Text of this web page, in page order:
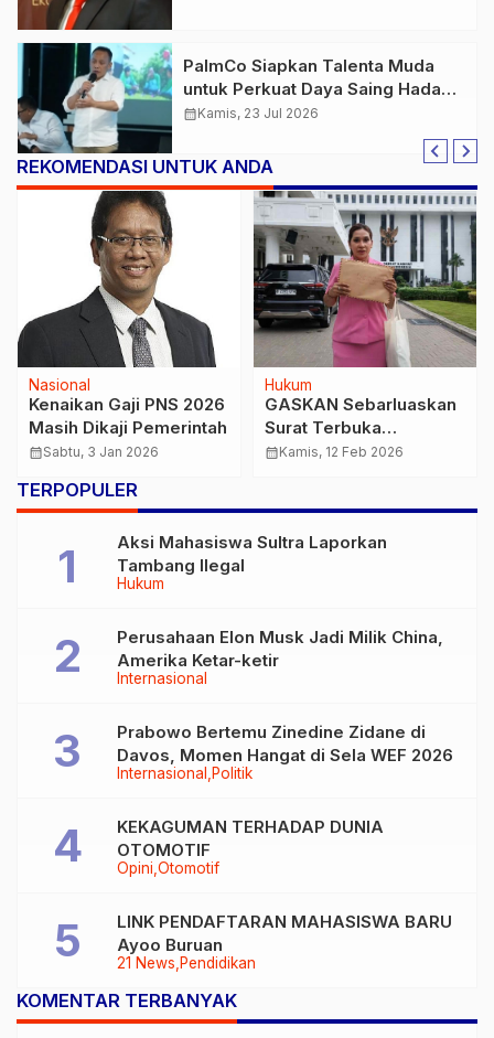
PalmCo Siapkan Talenta Muda
untuk Perkuat Daya Saing Hadapi
Tantangan Industri Sawit Global
calendar_monthKamis, 23 Jul 2026
REKOMENDASI UNTUK ANDA
Nasional
Kenaikan Gaji PNS 2026
Masih Dikaji Pemerintah
calendar_monthSabtu, 3 Jan 2026
Hukum
GASKAN Sebarluaskan
Surat Terbuka
Bhayangkari, Desak
Hukum
calendar_monthKamis, 12 Feb 2026
TERPOPULER
Hukum
Aksi Mahasiswa Sultra Laporkan
Tambang Ilegal
Internasional
Perusahaan Elon Musk Jadi Milik China,
Amerika Ketar-ketir
Internasional Politik
Prabowo Bertemu Zinedine Zidane di
Davos, Momen Hangat di Sela WEF 2026
Opini Otomotif
KEKAGUMAN TERHADAP DUNIA
OTOMOTIF
21 News Pendidikan
LINK PENDAFTARAN MAHASISWA BARU
Ayoo Buruan
KOMENTAR TERBANYAK